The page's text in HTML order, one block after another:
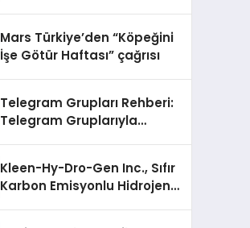
Mars Türkiye’den “Köpeğini
İşe Götür Haftası” çağrısı
Telegram Grupları Rehberi:
Telegram Gruplarıyla
Kleen-Hy-Dro-Gen Inc., Sıfır
Karbon Emisyonlu Hidrojen